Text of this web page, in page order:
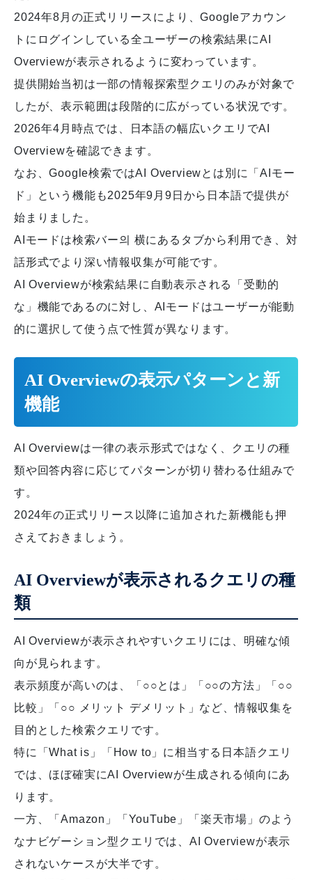
2024年8月の正式リリースにより、Googleアカウン
トにログインしている全ユーザーの検索結果にAI
Overviewが表示されるように変わっています。
提供開始当初は一部の情報探索型クエリのみが対象で
したが、表示範囲は段階的に広がっている状況です。
2026年4月時点では、日本語の幅広いクエリでAI
Overviewを確認できます。
なお、Google検索ではAI Overviewとは別に「AIモー
ド」という機能も2025年9月9日から日本語で提供が
始まりました。
AIモードは検索バー의 横にあるタブから利用でき、対
話形式でより深い情報収集が可能です。
AI Overviewが検索結果に自動表示される「受動的
な」機能であるのに対し、AIモードはユーザーが能動
的に選択して使う点で性質が異なります。
AI Overviewの表示パターンと新
機能
AI Overviewは一律の表示形式ではなく、クエリの種
類や回答内容に応じてパターンが切り替わる仕組みで
す。
2024年の正式リリース以降に追加された新機能も押
さえておきましょう。
AI Overviewが表示されるクエリの種
類
AI Overviewが表示されやすいクエリには、明確な傾
向が見られます。
表示頻度が高いのは、「○○とは」「○○の方法」「○○
比較」「○○ メリット デメリット」など、情報収集を
目的とした検索クエリです。
特に「What is」「How to」に相当する日本語クエリ
では、ほぼ確実にAI Overviewが生成される傾向にあ
ります。
一方、「Amazon」「YouTube」「楽天市場」のよう
なナビゲーション型クエリでは、AI Overviewが表示
されないケースが大半です。